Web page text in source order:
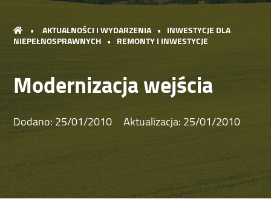
• AKTUALNOŚCI I WYDARZENIA • INWESTYCJE DLA
NIEPEŁNOSPRAWNYCH • REMONTY I INWESTYCJE
Modernizacja wejścia
Dodano:25/01/2010 Aktualizacja:25/01/2010